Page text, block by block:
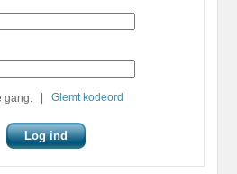
gang. Glemt kodeord